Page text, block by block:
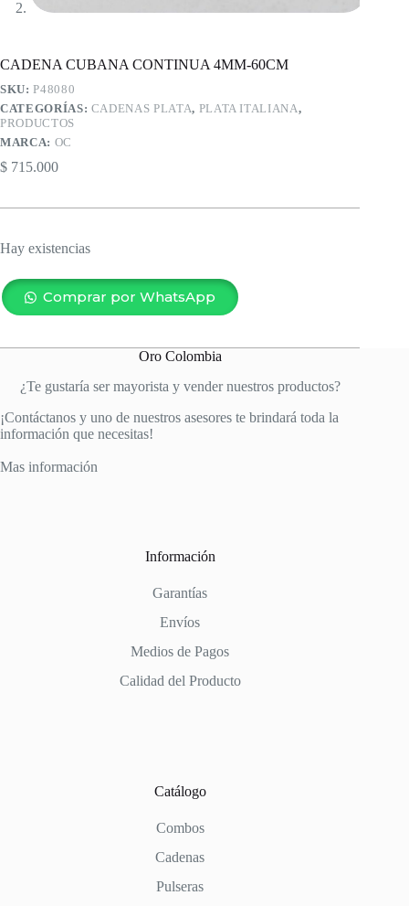
CADENA CUBANA CONTINUA 4MM-60CM
SKU:P48080
CATEGORÍAS: CADENAS PLATA, PLATA ITALIANA,
PRODUCTOS
MARCA: OC
$ 715.000
Hay existencias
Comprar por WhatsApp
Oro Colombia
¿Te gustaría ser mayorista y vender nuestros productos?
¡Contáctanos y uno de nuestros asesores te brindará toda la
información que necesitas!
Mas información
Información
Garantías
Envíos
Medios de Pagos
Calidad del Producto
Catálogo
Combos
Cadenas
Pulseras